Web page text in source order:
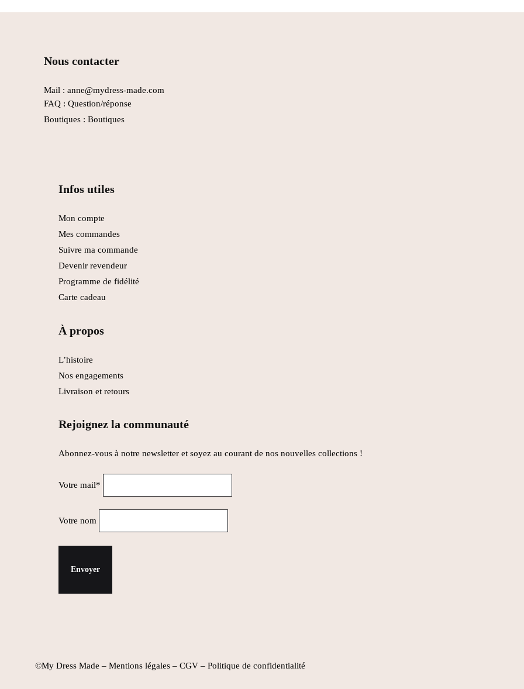
Nous contacter
Mail : anne@mydress-made.com
FAQ : Question/réponse
Boutiques : Boutiques
Infos utiles
Mon compte
Mes commandes
Suivre ma commande
Devenir revendeur
Programme de fidélité
Carte cadeau
À propos
L’histoire
Nos engagements
Livraison et retours
Rejoignez la communauté
Abonnez-vous à notre newsletter et soyez au courant de nos nouvelles collections !
Votre mail*
Votre nom
©My Dress Made – Mentions légales – CGV – Politique de confidentialité